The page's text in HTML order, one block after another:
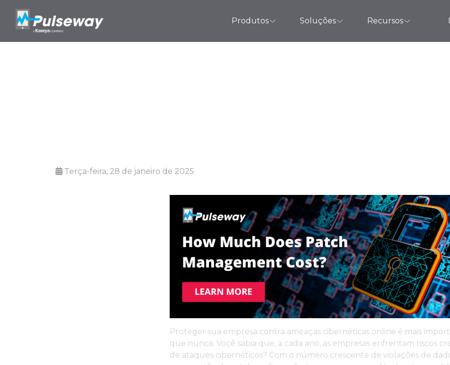
Produtos Soluções Recursos
Terça-feira, 28 de janeiro de 2025
Proteger sua empresa contra ameaças cibernéticas online é mais
que nunca. Você sabia que, a cada ano, as empresas enfrentam riscos
de ataques cibernéticos? Com o número crescente de violações de